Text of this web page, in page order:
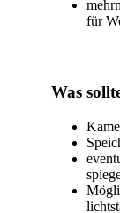
für
Was